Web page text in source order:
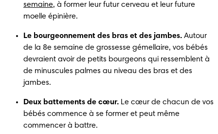
semaine, à former leur futur cerveau et leur future
moelle épinière.
Le bourgeonnement des bras et des jambes. Autour
de la 8e semaine de grossesse gémellaire, vos bébés
devraient avoir de petits bourgeons qui ressemblent à
de minuscules palmes au niveau des bras et des
jambes.
Deux battements de cœur. Le cœur de chacun de vos
bébés commence à se former et peut même
commencer à battre.